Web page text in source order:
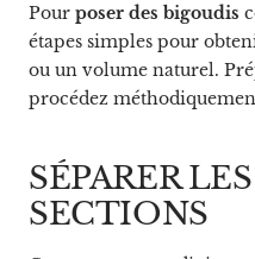
Pour poser des bigoudis
étapes simples pour
ou un volume naturel.
procédez
SÉPARER
SECTIONS